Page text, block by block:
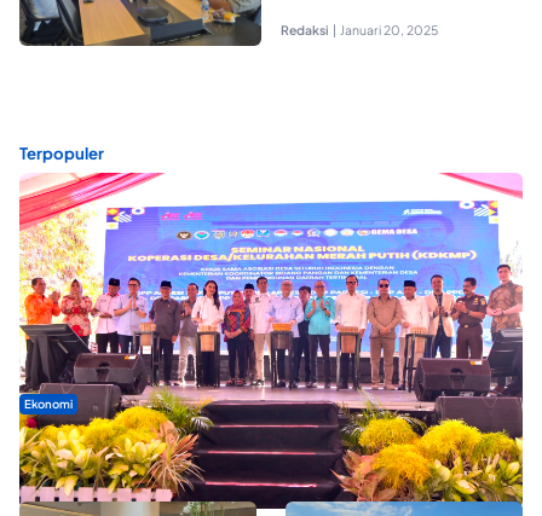
Redaksi | Januari 20, 2025
Terpopuler
Ekonomi
Seminar di Ternate, Mendes Perkuat Sinergi Percepatan
Kopdes Merah Putih